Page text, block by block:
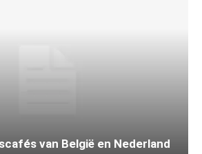
van België en Nederland